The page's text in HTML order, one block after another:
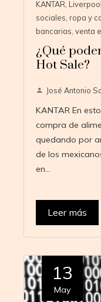
KANTAR Liverpool
sociales ropa y
bancarias venta
¿Qué
Hot Sale?
José Antonio
KANTAR En
compra de
quedando por
de los
en…
Leer más
13
May